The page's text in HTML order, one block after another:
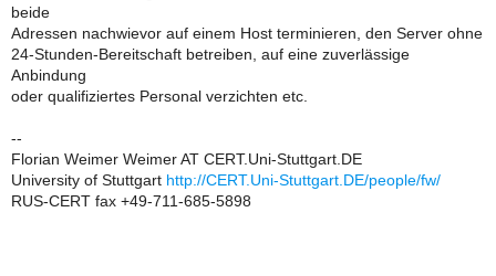
beide
Adressen nachwievor auf einem Host terminieren, den Server ohne
24-Stunden-Bereitschaft betreiben, auf eine zuverlässige
Anbindung
oder qualifiziertes Personal verzichten etc.
--
Florian Weimer Weimer AT CERT.Uni-Stuttgart.DE
University of Stuttgart http://CERT.Uni-Stuttgart.DE/people/fw/
RUS-CERT fax +49-711-685-5898